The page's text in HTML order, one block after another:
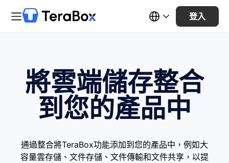
登入
將雲端儲存整合
到您的產品中
通過整合將TeraBox功能添加到您的產品中，例如大
容量雲存儲、文件存儲、文件傳輸和文件共享，以提